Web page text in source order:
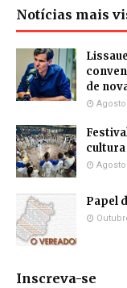
Notícias mais
de
Agosto
cultura
Agosto
Papel
Inscreva-se